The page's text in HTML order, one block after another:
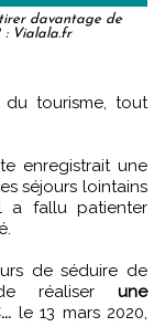
davantage de
: Vialala.fr
enregistrait une
séjours lointains
a fallu patienter
de séduire de
réaliser une
le 13 mars 2020,